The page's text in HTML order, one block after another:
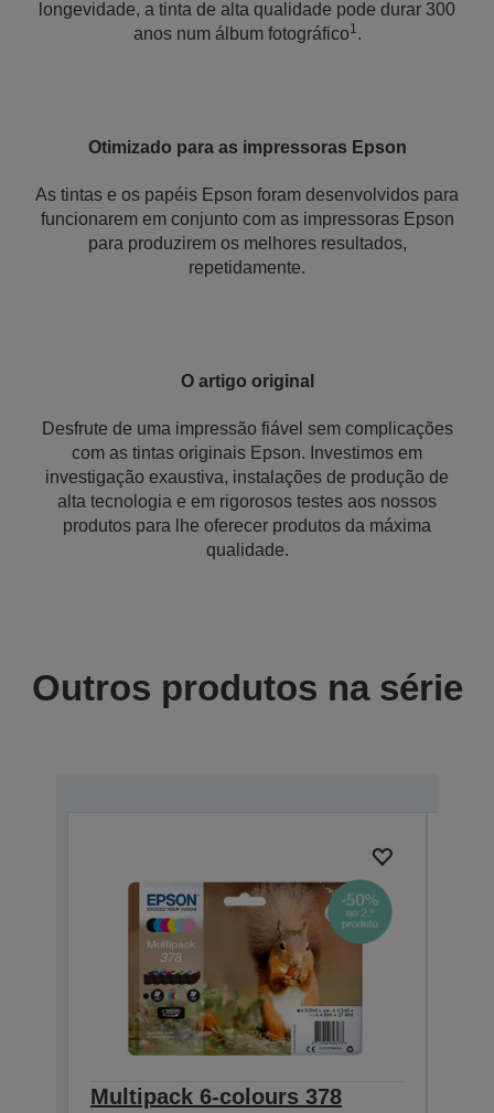
longevidade, a tinta de alta qualidade pode durar 300
anos num álbum fotográfico1.
Otimizado para as impressoras Epson
As tintas e os papéis Epson foram desenvolvidos para
funcionarem em conjunto com as impressoras Epson
para produzirem os melhores resultados,
repetidamente.
O artigo original
Desfrute de uma impressão fiável sem complicações
com as tintas originais Epson. Investimos em
investigação exaustiva, instalações de produção de
alta tecnologia e em rigorosos testes aos nossos
produtos para lhe oferecer produtos da máxima
qualidade.
Outros produtos na série
Multipack 6-colours 378